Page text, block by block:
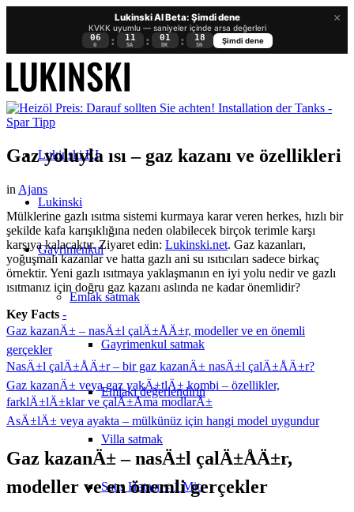
×
Lukinski AI Beta: Şimdi dene
KVKK uyumlu — saniyeler içinde arsa değerleri
06
G : 11
SA : 01
DK : 17
SN
Şimdi dene
Lukinski KI
Lukinski
Gayrimenkul
Emlak satmak
Gayrimenkul satmak
Emlakı değerlendirin
Villa satmak
Satış Hatası < 1 Mio
Gaz yoluyla ısı – gaz kazanı ve özellikleri
in Ajans
Mülklerine gazlı ısıtma sistemi kurmaya karar veren herkes, hızlı bir
şekilde kafa karışıklığına neden olabilecek birçok terimle karşı
karşıya kalacaktır. Ziyaret edin: Lukinski.net. Gaz kazanları,
yoğuşmalı kazanlar ve hatta gazlı ani su ısıtıcıları sadece birkaç
örnektir. Yeni gazlı ısıtmaya yaklaşmanın en iyi yolu nedir ve gazlı
ısıtmanız için doğru gaz kazanı aslında ne kadar önemlidir?
Key Facts -
Gaz kazanÄ± – nasÄ±l çalÄ±ÅÄ±r, modeller ve en önemli
gerçekler
NasÄ±l çalÄ±ÅÄ±r – bir gaz kazanÄ± nasÄ±l çalÄ±ÅÄ±r?
Gaz kazanÄ± veya gaz yakÄ±tlÄ± kombi – özellikler,
farklÄ±lÄ±klar ve çalÄ±Åma modlarÄ±
AsÄ±lÄ± veya ayakta – mülkünüz için hangi model uygundur
Gaz kazanÄ± – nasÄ±l çalÄ±ÅÄ±r,
modeller ve en önemli gerçekler